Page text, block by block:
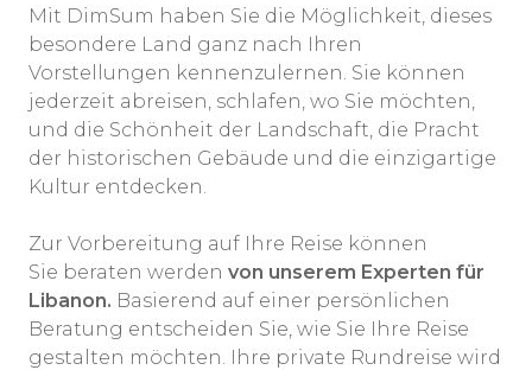
Mit DimSum haben Sie die Möglichkeit, dieses
besondere Land ganz nach Ihren
Vorstellungen kennenzulernen. Sie können
jederzeit abreisen, schlafen, wo Sie möchten,
und die Schönheit der Landschaft, die Pracht
der historischen Gebäude und die einzigartige
Kultur entdecken.
Zur Vorbereitung auf Ihre Reise können
Sie beraten werden von unserem Experten für
Libanon. Basierend auf einer persönlichen
Beratung entscheiden Sie, wie Sie Ihre Reise
gestalten möchten. Ihre private Rundreise wird